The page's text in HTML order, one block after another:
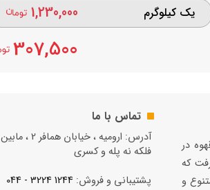
یک کیلوگرم 1,230,000
307,500
در
كه
و
تماس با ما
آدرس: ارومیه ، خیابان همافر 2 ، مابين
فلكه نه پله و کسری
پشتیبانی و فروش: 1244 3224 - 044